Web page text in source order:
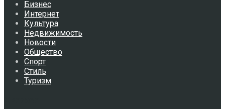
Бизнес
Интернет
Культура
Недвижимость
Новости
Общество
Спорт
Стиль
Туризм